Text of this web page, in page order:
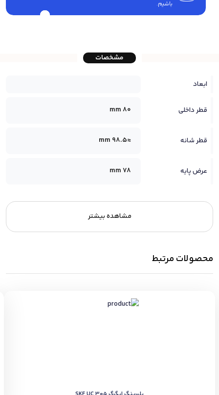
باشیم.
مشخصات
ابعاد
قطر داخلی 80 mm
قطر شانه ≈98.5 mm
عرض پایه 78 mm
مشاهده بیشتر
محصولات مرتبط